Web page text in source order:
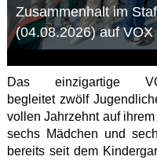
Zusammenhalt im
(04.08.2026) auf VOX
Das einzigartige
begleitet zwölf
vollen Jahrzehnt auf
sechs Mädchen und
bereits seit dem